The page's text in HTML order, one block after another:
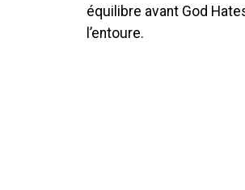
équilibre avant God
l’entoure.